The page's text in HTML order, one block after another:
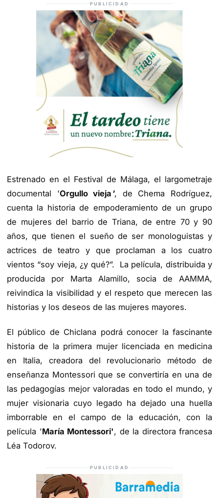
PUBLICIDAD
Estrenado en el Festival de Málaga, el largometraje
documental 'Orgullo vieja ', de Chema Rodríguez,
cuenta la historia de empoderamiento de un grupo
de mujeres del barrio de Triana, de entre 70 y 90
años, que tienen el sueño de ser monologuistas y
actrices de teatro y que proclaman a los cuatro
vientos “soy vieja, ¿y qué?”. La película, distribuida y
producida por Marta Alamillo, socia de AAMMA,
reivindica la visibilidad y el respeto que merecen las
historias y los deseos de las mujeres mayores.
El público de Chiclana podrá conocer la fascinante
historia de la primera mujer licenciada en medicina
en Italia, creadora del revolucionario método de
enseñanza Montessori que se convertiría en una de
las pedagogías mejor valoradas en todo el mundo, y
mujer visionaria cuyo legado ha dejado una huella
imborrable en el campo de la educación, con la
película 'María Montessori', de la directora francesa
Léa Todorov.
PUBLICIDAD